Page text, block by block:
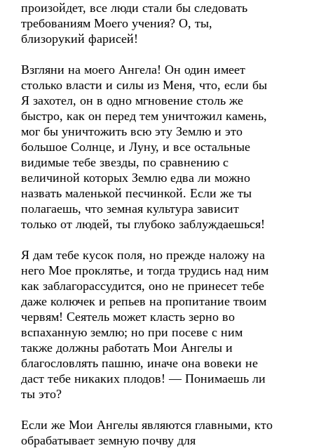
произойдет, все люди стали бы следовать
требованиям Моего учения? О, ты,
близорукий фарисей!
Взгляни на моего Ангела! Он один имеет
столько власти и силы из Меня, что, если бы
Я захотел, он в одно мгновение столь же
быстро, как он перед тем уничтожил камень,
мог бы уничтожить всю эту Землю и это
большое Солнце, и Луну, и все остальные
видимые тебе звезды, по сравнению с
величиной которых Землю едва ли можно
назвать маленькой песчинкой. Если же ты
полагаешь, что земная культура зависит
только от людей, ты глубоко заблуждаешься!
Я дам тебе кусок поля, но прежде наложу на
него Мое проклятье, и тогда трудись над ним
как заблагорассудится, оно не принесет тебе
даже колючек и репьев на пропитание твоим
червям! Сеятель может класть зерно во
вспаханную землю; но при посеве с ним
также должны работать Мои Ангелы и
благословлять пашню, иначе она вовеки не
даст тебе никаких плодов! — Понимаешь ли
ты это?
Если же Мои Ангелы являются главными, кто
обрабатывает земную почву для